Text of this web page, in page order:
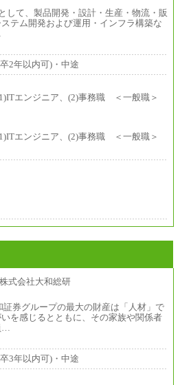
して、製品開発・設計・生産・物流・販
テム開発および運用・インフラ構築な
2年以内可)・中途
エンジニア、(2)事務職 ＜一般職＞
エンジニア、(2)事務職 ＜一般職＞
証券グループの最大の財産は「人材」で
を感じるとともに、その家族や関係者
…
3年以内可)・中途